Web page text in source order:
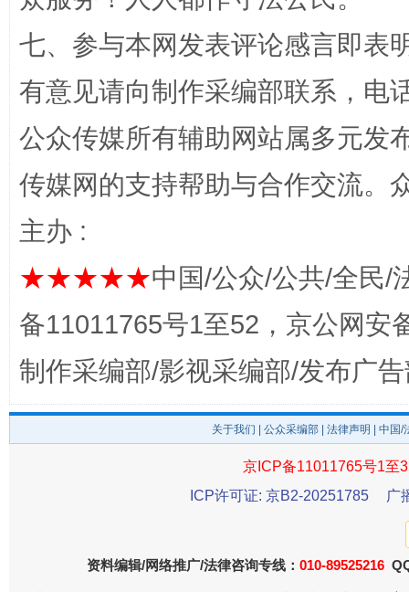
完善运行机制助力责任有效落实
七、参与本网发表评论感言即表
有意见请向制作采编部联系，电
公众传媒所有辅助网站属多元发
传媒网的支持帮助与合作交流。
主办 :
★★★★★中国/公众/公共/全民/
备11011765号1至52，京公网安
制作采编部/影视采编部/发布广
关于我们 公众采编部 法律声明 | 中国
京ICP备11011765号1至
ICP许可证: 京B2-20251785
广
资料编辑/网络推广/法律咨询专线： 010-89525216